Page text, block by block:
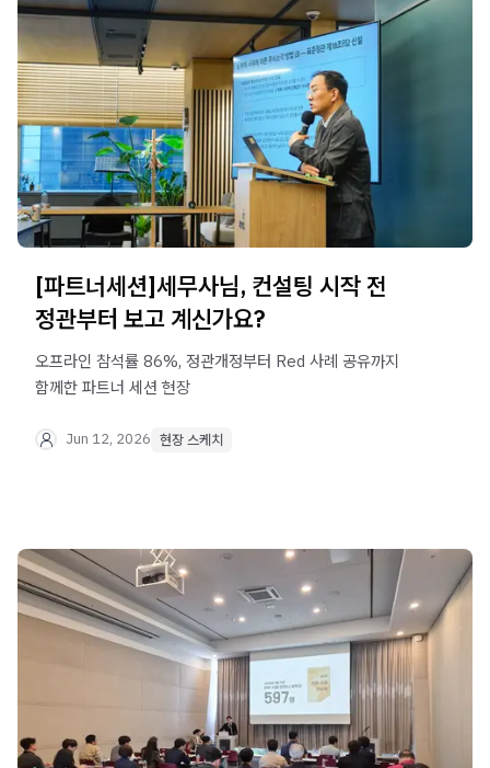
[파트너세션]세무사님, 컨설팅 시작 전
정관부터 보고 계신가요?
오프라인 참석률 86%, 정관개정부터 Red 사례 공유까지
함께한 파트너 세션 현장
Jun 12, 2026 현장 스케치